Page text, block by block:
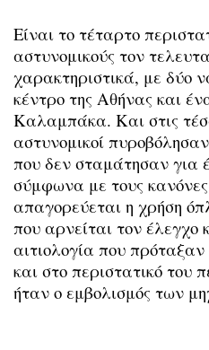
Είναι το τέταρτο
αστυνομικούς τον
χαρακτηριστικά, με δύο
κέντρο της Αθήνας και
Καλαμπάκα. Και στις
αστυνομικοί
που δεν σταμάτησαν για
σύμφωνα με τους
απαγορεύεται η χρήση
που αρνείται τον
αιτιολογία που πρόταξαν
και στο περιστατικό του
ήταν ο εμβολισμός των